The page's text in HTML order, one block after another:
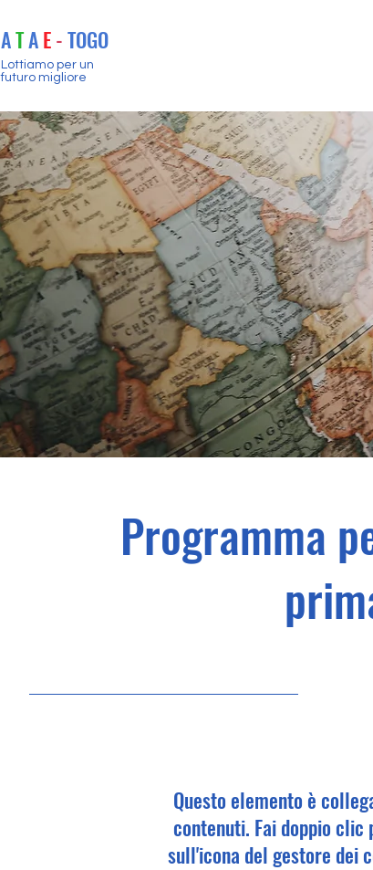
ATAE-TOGO
Lottiamo per un
futuro migliore
Programma
Questo elemento è
contenuti. Fai doppio
sull'icona del gestore dei